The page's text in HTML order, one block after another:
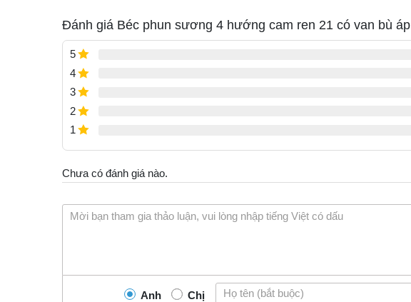
Đánh giá Béc phun sương 4 hướng cam ren 21 có van bù áp
5
4
3
2
1
Chưa có đánh giá nào.
Anh Chị